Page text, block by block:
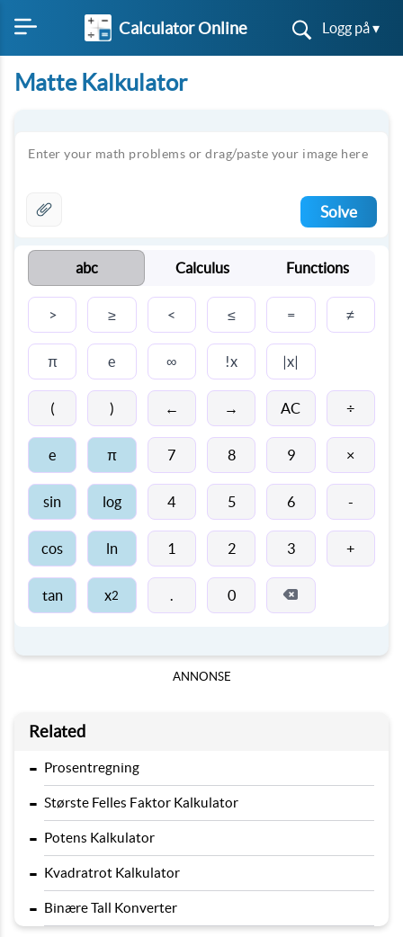
Calculator Online Logg på ▾
Matte Kalkulator
Solve
abc Calculus Functions
> ≥ < ≤ = ≠
π e ∞ !x |x|
( ) ← → AC ÷
e π 7 8 9 ×
sin log 4 5 6 -
cos ln 1 2 3 +
tan x2 . 0
ANNONSE
Related
- Prosentregning
- Største Felles Faktor Kalkulator
- Potens Kalkulator
- Kvadratrot Kalkulator
- Binære Tall Konverter